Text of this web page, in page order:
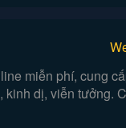
miễn phí, cung
dị, viễn tưởng.